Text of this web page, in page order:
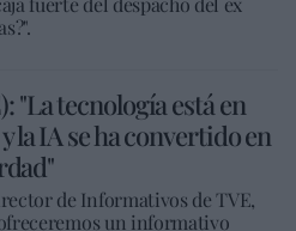
"La tecnología está en
la IA se ha convertido en
de Informativos de TVE,
un informativo